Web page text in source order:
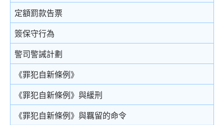
審訊
結案陳詞及裁決
由陪審團審訊
上訴
拘捕
被捕後的權利
扣留被捕人士
錄取供詞
在警署及法庭分隔少年人
被捕人士保釋
免費法律諮詢計劃——不提供服務的案件類別
電話法律諮詢計劃
錄影紀錄證據
以電視直播聯繫提供證據
書面供詞
緩刑
社會服務令
感化令
勞教中心
教導所
更生中心
定額罰款告票
簽保守行為
警司警誡計劃
《罪犯自新條例》
《罪犯自新條例》與緩刑
《罪犯自新條例》與羈留的命令